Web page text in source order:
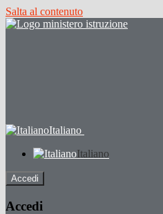
Salta al contenuto
Italiano
Italiano
Accedi
Accedi